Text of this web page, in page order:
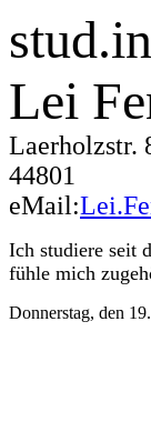
Lei
Laerholzstr.
44801
eMail:
Ich studiere seit
fühle mich
Donnerstag, den